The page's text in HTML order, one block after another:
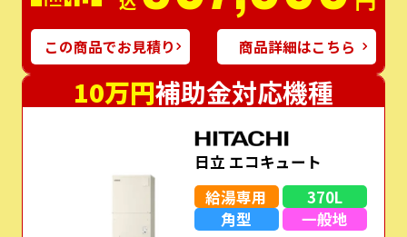
この商品でお見積り 商品詳細はこちら
10万円補助金対応機種
日立 エコキュート
給湯専用
370L
角型
一般地